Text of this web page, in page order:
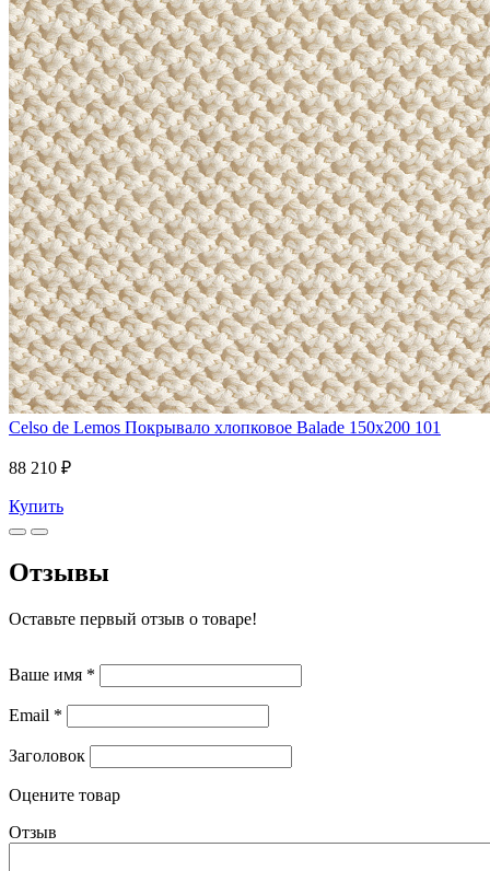
Celso de Lemos Покрывало хлопковое Balade 150x200 101
88 210 ₽
Купить
Отзывы
Оставьте первый отзыв о товаре!
Ваше имя *
Email *
Заголовок
Оцените товар
Отзыв